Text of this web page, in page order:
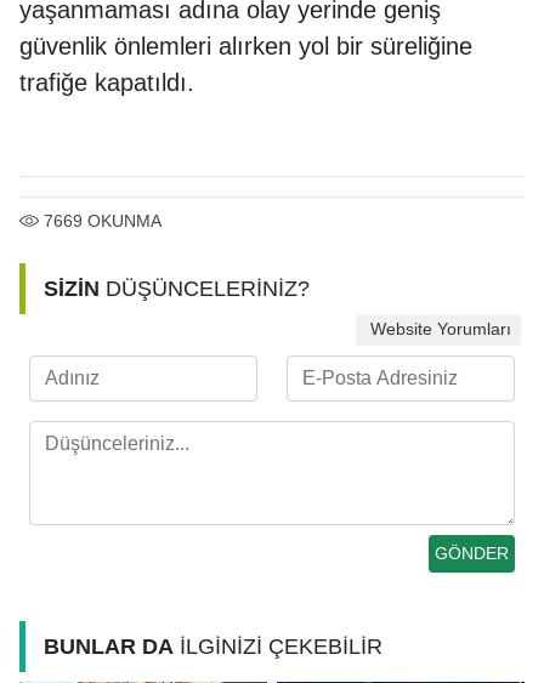
yaşanmaması adına olay yerinde geniş
güvenlik önlemleri alırken yol bir süreliğine
trafiğe kapatıldı.
7669 OKUNMA
SİZİN DÜŞÜNCELERİNİZ?
Website Yorumları
BUNLAR DA İLGİNİZİ ÇEKEBİLİR